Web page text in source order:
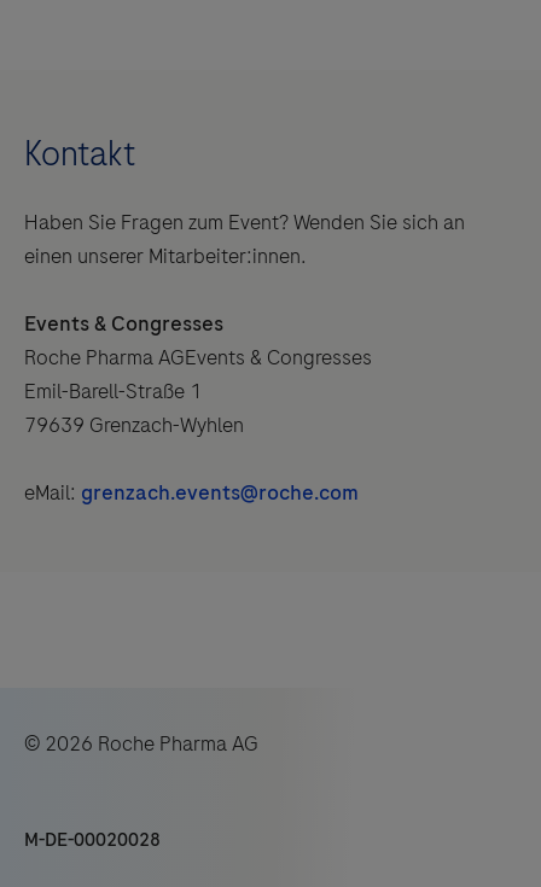
Kontakt
Haben Sie Fragen zum Event? Wenden Sie sich an
einen unserer Mitarbeiter:innen.
Events & Congresses
Roche Pharma AGEvents & Congresses
Emil-Barell-Straße 1
79639 Grenzach-Wyhlen
eMail: grenzach.events@roche.com
© 2026 Roche Pharma AG
M-DE-00020028